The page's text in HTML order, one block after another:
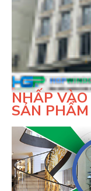
NHẤP
SẢN